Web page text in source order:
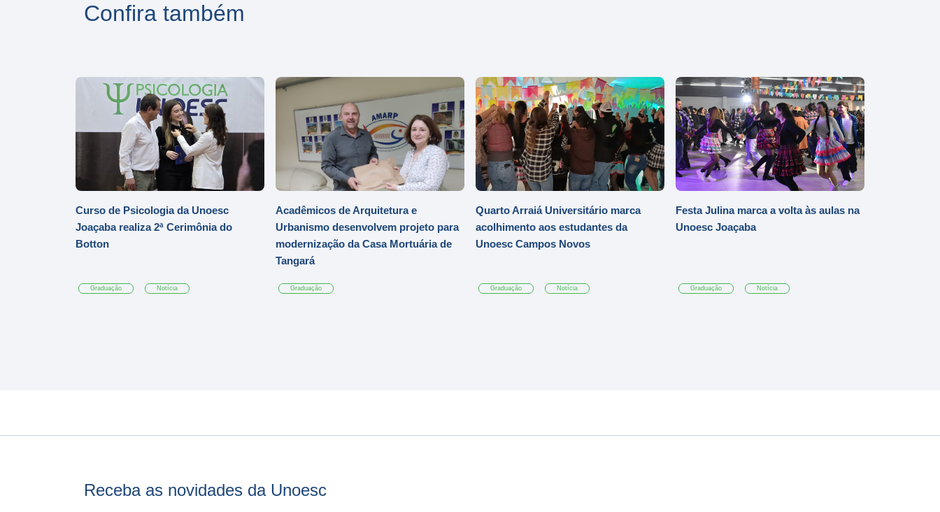
Confira também
Curso de Psicologia da Unoesc
Joaçaba realiza 2ª Cerimônia do
Botton
Graduação Notícia
Acadêmicos de Arquitetura e
Urbanismo desenvolvem projeto para
modernização da Casa Mortuária de
Tangará
Graduação
Quarto Arraiá Universitário marca
acolhimento aos estudantes da
Unoesc Campos Novos
Graduação Notícia
Festa Julina marca a volta às aulas na
Unoesc Joaçaba
Graduação Notícia
Receba as novidades da Unoesc